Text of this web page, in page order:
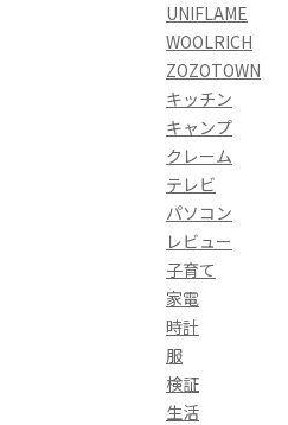
UNIFLAME
WOOLRICH
ZOZOTOWN
キッチン
キャンプ
クレーム
テレビ
パソコン
レビュー
子育て
家電
時計
服
検証
生活